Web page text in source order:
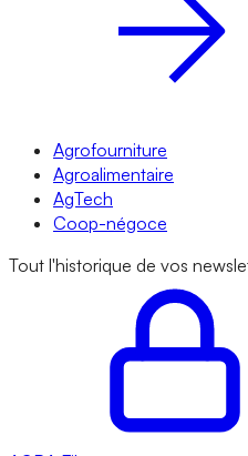
Agrofourniture
Agroalimentaire
AgTech
Coop-négoce
Tout l'historique de vos